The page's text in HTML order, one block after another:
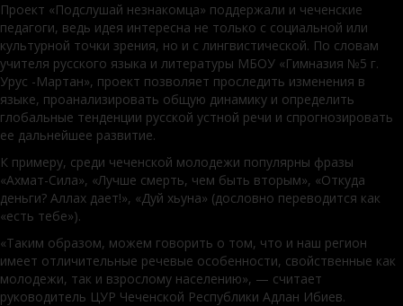
Проект «Подслушай незнакомца» поддержали и чеченские
педагоги, ведь идея интересна не только с социальной или
культурной точки зрения, но и с лингвистической. По словам
учителя русского языка и литературы МБОУ «Гимназия №5 г.
Урус -Мартан», проект позволяет проследить изменения в
языке, проанализировать общую динамику и определить
глобальные тенденции русской устной речи и спрогнозировать
ее дальнейшее развитие.
К примеру, среди чеченской молодежи популярны фразы
«Ахмат-Сила», «Лучше смерть, чем быть вторым», «Откуда
деньги? Аллах дает!», «Дуй хьуна» (дословно переводится как
«есть тебе»).
«Таким образом, можем говорить о том, что и наш регион
имеет отличительные речевые особенности, свойственные как
молодежи, так и взрослому населению», — считает
руководитель ЦУР Чеченской Республики Адлан Ибиев.